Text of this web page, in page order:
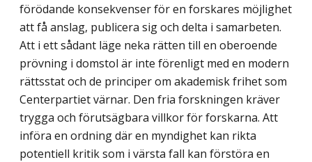
förödande konsekvenser för en forskares möjlighet
att få anslag, publicera sig och delta i samarbeten.
Att i ett sådant läge neka rätten till en oberoende
prövning i domstol är inte förenligt med en modern
rättsstat och de principer om akademisk frihet som
Centerpartiet värnar. Den fria forskningen kräver
trygga och förutsägbara villkor för forskarna. Att
införa en ordning där en myndighet kan rikta
potentiell kritik som i värsta fall kan förstöra en